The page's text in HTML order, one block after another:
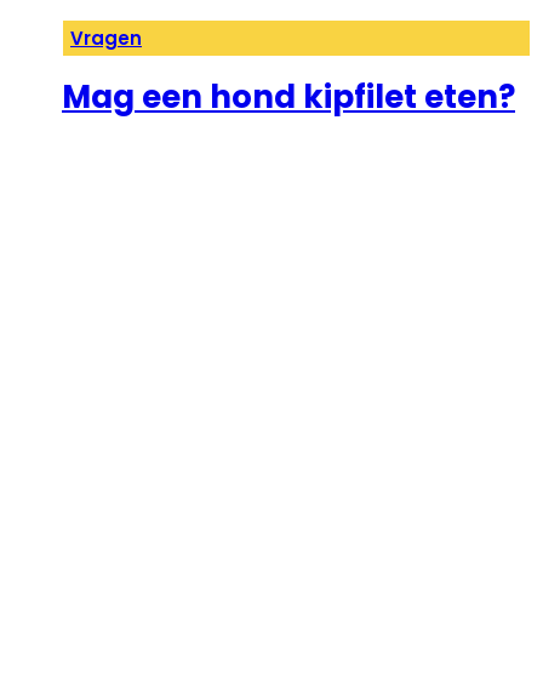
Vragen
Mag een hond kipfilet eten?